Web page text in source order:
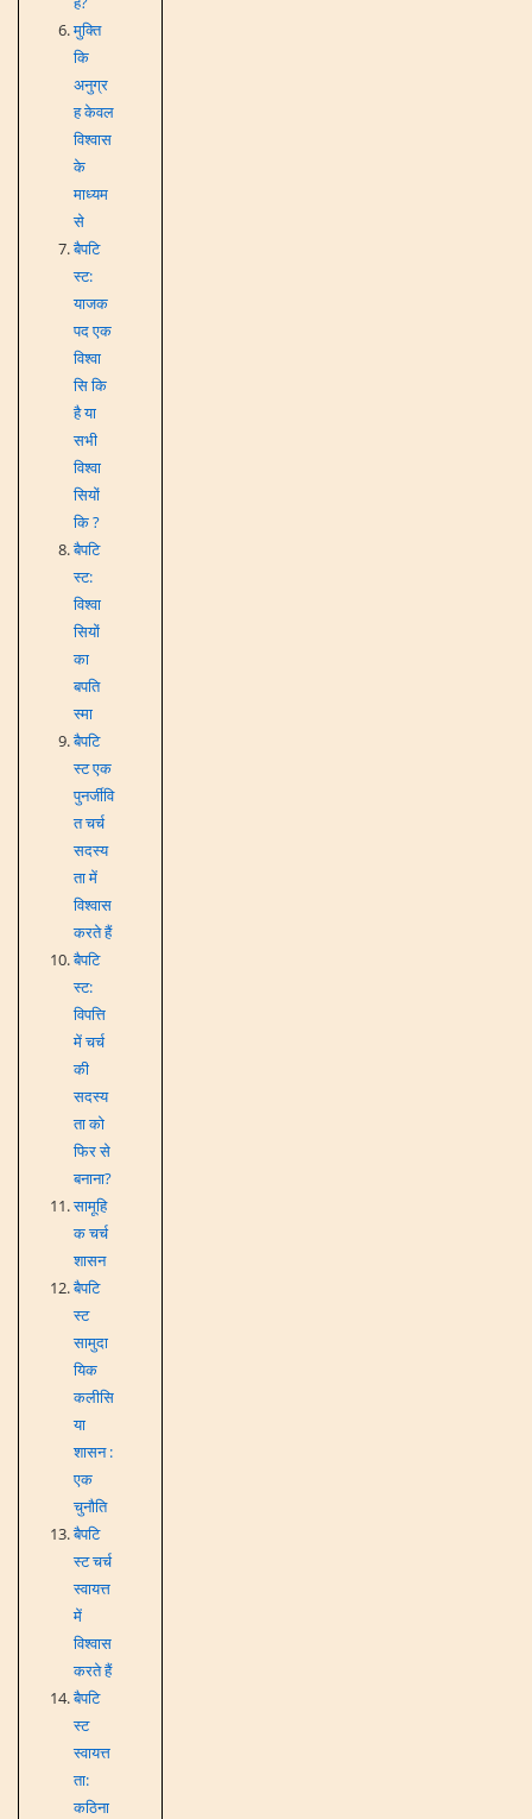
मुक्ति
कि
अनुग्र
ह केवल
विश्वास
के
माध्यम
से
बैपटि
स्ट:
याजक
पद एक
विश्वा
सि कि
है या
सभी
विश्वा
सियों
कि ?
बैपटि
स्ट:
विश्वा
सियों
का
बपति
स्मा
बैपटि
स्ट एक
पुनर्जीवि
त चर्च
सदस्य
ता में
विश्वास
करते हैं
बैपटि
स्ट:
विपत्ति
में चर्च
की
सदस्य
ता को
फिर से
बनाना?
सामूहि
क चर्च
शासन
बैपटि
स्ट
सामुदा
यिक
कलीसि
या
शासन :
एक
चुनौति
बैपटि
स्ट चर्च
स्वायत्त
में
विश्वास
करते हैं
बैपटि
स्ट
स्वायत्त
ता:
कठिना